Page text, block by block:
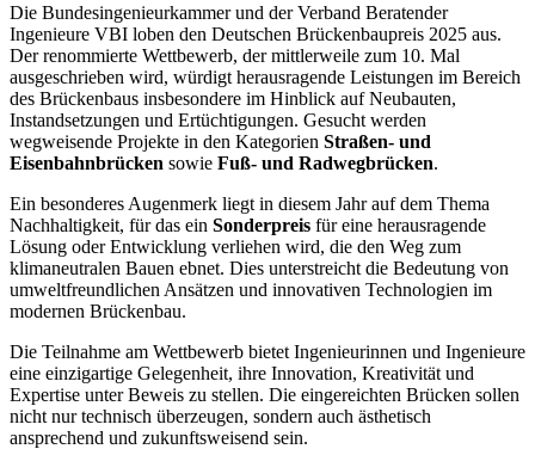
Die Bundesingenieurkammer und der Verband Beratender
Ingenieure VBI loben den Deutschen Brückenbaupreis 2025 aus.
Der renommierte Wettbewerb, der mittlerweile zum 10. Mal
ausgeschrieben wird, würdigt herausragende Leistungen im Bereich
des Brückenbaus insbesondere im Hinblick auf Neubauten,
Instandsetzungen und Ertüchtigungen. Gesucht werden
wegweisende Projekte in den Kategorien Straßen- und
Eisenbahnbrücken sowie Fuß- und Radwegbrücken.
Ein besonderes Augenmerk liegt in diesem Jahr auf dem Thema
Nachhaltigkeit, für das ein Sonderpreis für eine herausragende
Lösung oder Entwicklung verliehen wird, die den Weg zum
klimaneutralen Bauen ebnet. Dies unterstreicht die Bedeutung von
umweltfreundlichen Ansätzen und innovativen Technologien im
modernen Brückenbau.
Die Teilnahme am Wettbewerb bietet Ingenieurinnen und Ingenieure
eine einzigartige Gelegenheit, ihre Innovation, Kreativität und
Expertise unter Beweis zu stellen. Die eingereichten Brücken sollen
nicht nur technisch überzeugen, sondern auch ästhetisch
ansprechend und zukunftsweisend sein.